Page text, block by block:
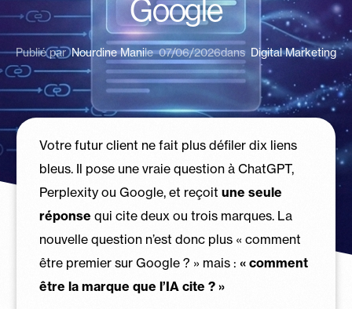
Google
Publié par Nourdine Manile 07/06/2026dans Digital Marketing
Votre futur client ne fait plus défiler dix liens
bleus. Il pose une vraie question à ChatGPT,
Perplexity ou Google, et reçoit une seule
réponse qui cite deux ou trois marques. La
nouvelle question n’est donc plus « comment
être premier sur Google ? » mais : « comment
être la marque que l’IA cite ? »